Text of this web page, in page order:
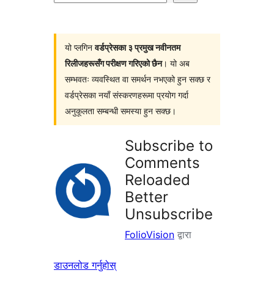
यो प्लगिनवर्डप्रेसका ३ प्रमुख नवीनतम
रिलीजहरूसँग परीक्षण गरिएको छैन। यो अब
सम्भवतः व्यवस्थित वा समर्थन नभएको हुन सक्छ र
वर्डप्रेसका नयाँ संस्करणहरूमा प्रयोग गर्दा
अनुकूलता सम्बन्धी समस्या हुन सक्छ।
Subscribe to
Comments
Reloaded
Better
Unsubscribe
FolioVision द्वारा
डाउनलोड गर्नुहोस्